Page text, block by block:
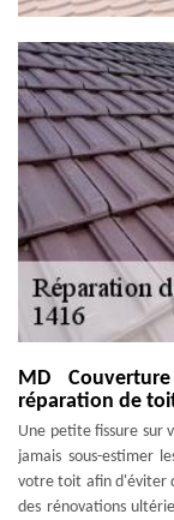
MD
réparation de
Une petite fissure sur
jamais sous-estimer
votre toit afin d'éviter
des rénovations